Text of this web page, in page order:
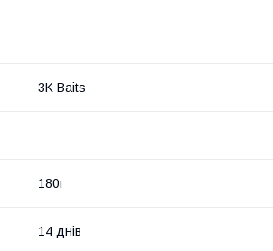
3K Baits
180г
14 днів